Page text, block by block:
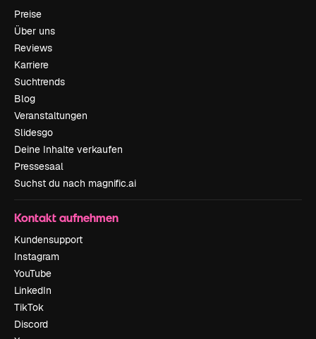
Preise
Über uns
Reviews
Karriere
Suchtrends
Blog
Veranstaltungen
Slidesgo
Deine Inhalte verkaufen
Pressesaal
Suchst du nach magnific.ai
Kontakt aufnehmen
Kundensupport
Instagram
YouTube
LinkedIn
TikTok
Discord